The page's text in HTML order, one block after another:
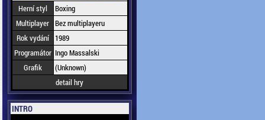
Herní styl
Boxing
Multiplayer Bez multiplayeru
Rok vydání
1989
Programátor Ingo Massalski
Grafik
(Unknown)
detail hry
INTRO